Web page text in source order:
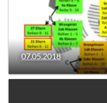
07.05.2018